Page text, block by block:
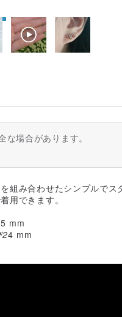
場合があります。
組み合わせたシンプルでス
用できます。
mm
24 mm